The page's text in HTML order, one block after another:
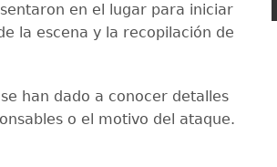
en el lugar para iniciar
la escena y la recopilación de
han dado a conocer detalles
o el motivo del ataque.